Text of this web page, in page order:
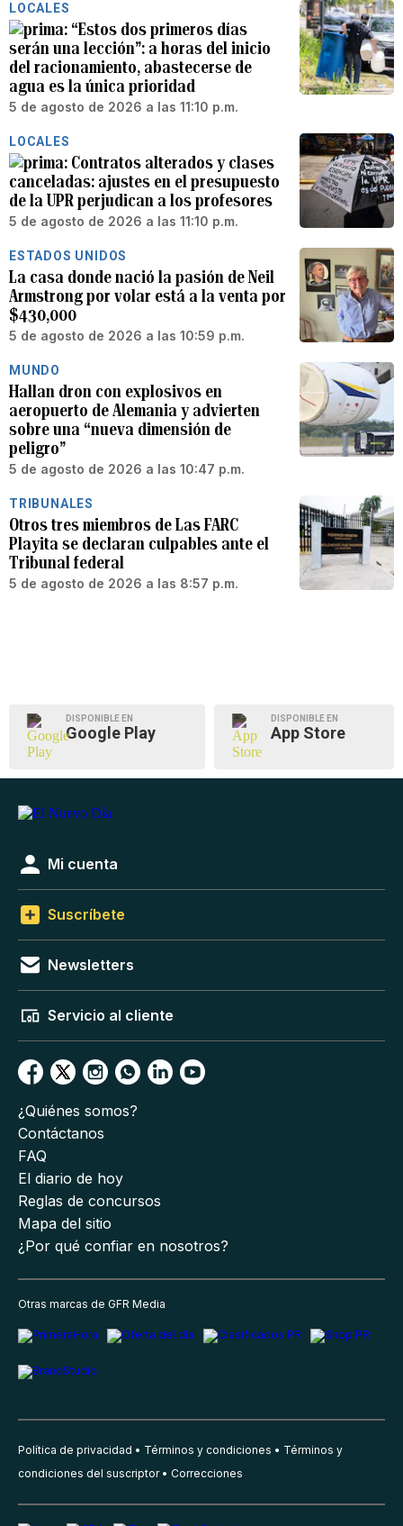
LOCALES
“Estos dos primeros días
serán una lección”: a horas del inicio
del racionamiento, abastecerse de
agua es la única prioridad
5 de agosto de 2026 a las 11:10 p.m.
LOCALES
Contratos alterados y clases
canceladas: ajustes en el presupuesto
de la UPR perjudican a los profesores
5 de agosto de 2026 a las 11:10 p.m.
ESTADOS UNIDOS
La casa donde nació la pasión de Neil
Armstrong por volar está a la venta por
$430,000
5 de agosto de 2026 a las 10:59 p.m.
MUNDO
Hallan dron con explosivos en
aeropuerto de Alemania y advierten
sobre una “nueva dimensión de
peligro”
5 de agosto de 2026 a las 10:47 p.m.
TRIBUNALES
Otros tres miembros de Las FARC
Playita se declaran culpables ante el
Tribunal federal
5 de agosto de 2026 a las 8:57 p.m.
DISPONIBLE EN
Google Play
DISPONIBLE EN
App Store
Mi cuenta
Suscríbete
Newsletters
Servicio al cliente
¿Quiénes somos?
Contáctanos
FAQ
El diario de hoy
Reglas de concursos
Mapa del sitio
¿Por qué confiar en nosotros?
Otras marcas de GFR Media
Política de privacidad Términos y condiciones
Términos y
condiciones del suscriptor
Correcciones